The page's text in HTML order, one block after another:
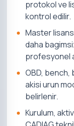
protokol ve
kontrol edilir.
Master
daha
profesyonel
OBD,
akisi urun
belirlenir.
Kurulum,